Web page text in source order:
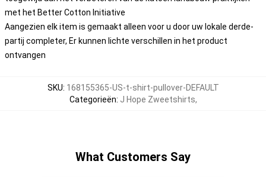
met het Better Cotton Initiative
Aangezien elk item is gemaakt alleen voor u door uw lokale derde-
partij completer, Er kunnen lichte verschillen in het product
ontvangen
SKU: 168155365-US-t-shirt-pullover-DEFAULT
Categorieën: J Hope Zweetshirts,
What Customers Say